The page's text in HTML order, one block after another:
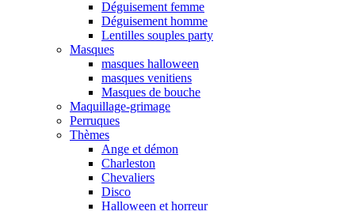
Déguisement femme
Déguisement homme
Lentilles souples party
Masques
masques halloween
masques venitiens
Masques de bouche
Maquillage-grimage
Perruques
Thèmes
Ange et démon
Charleston
Chevaliers
Disco
Halloween et horreur